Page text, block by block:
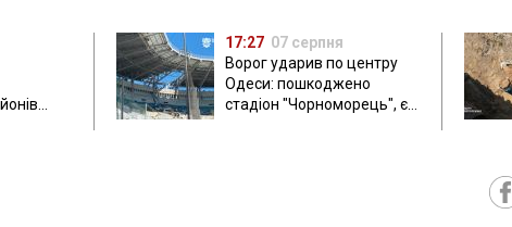
17:27 07 серпня
Ворог ударив по центру
Одеси: пошкоджено
стадіон "Чорноморець", є